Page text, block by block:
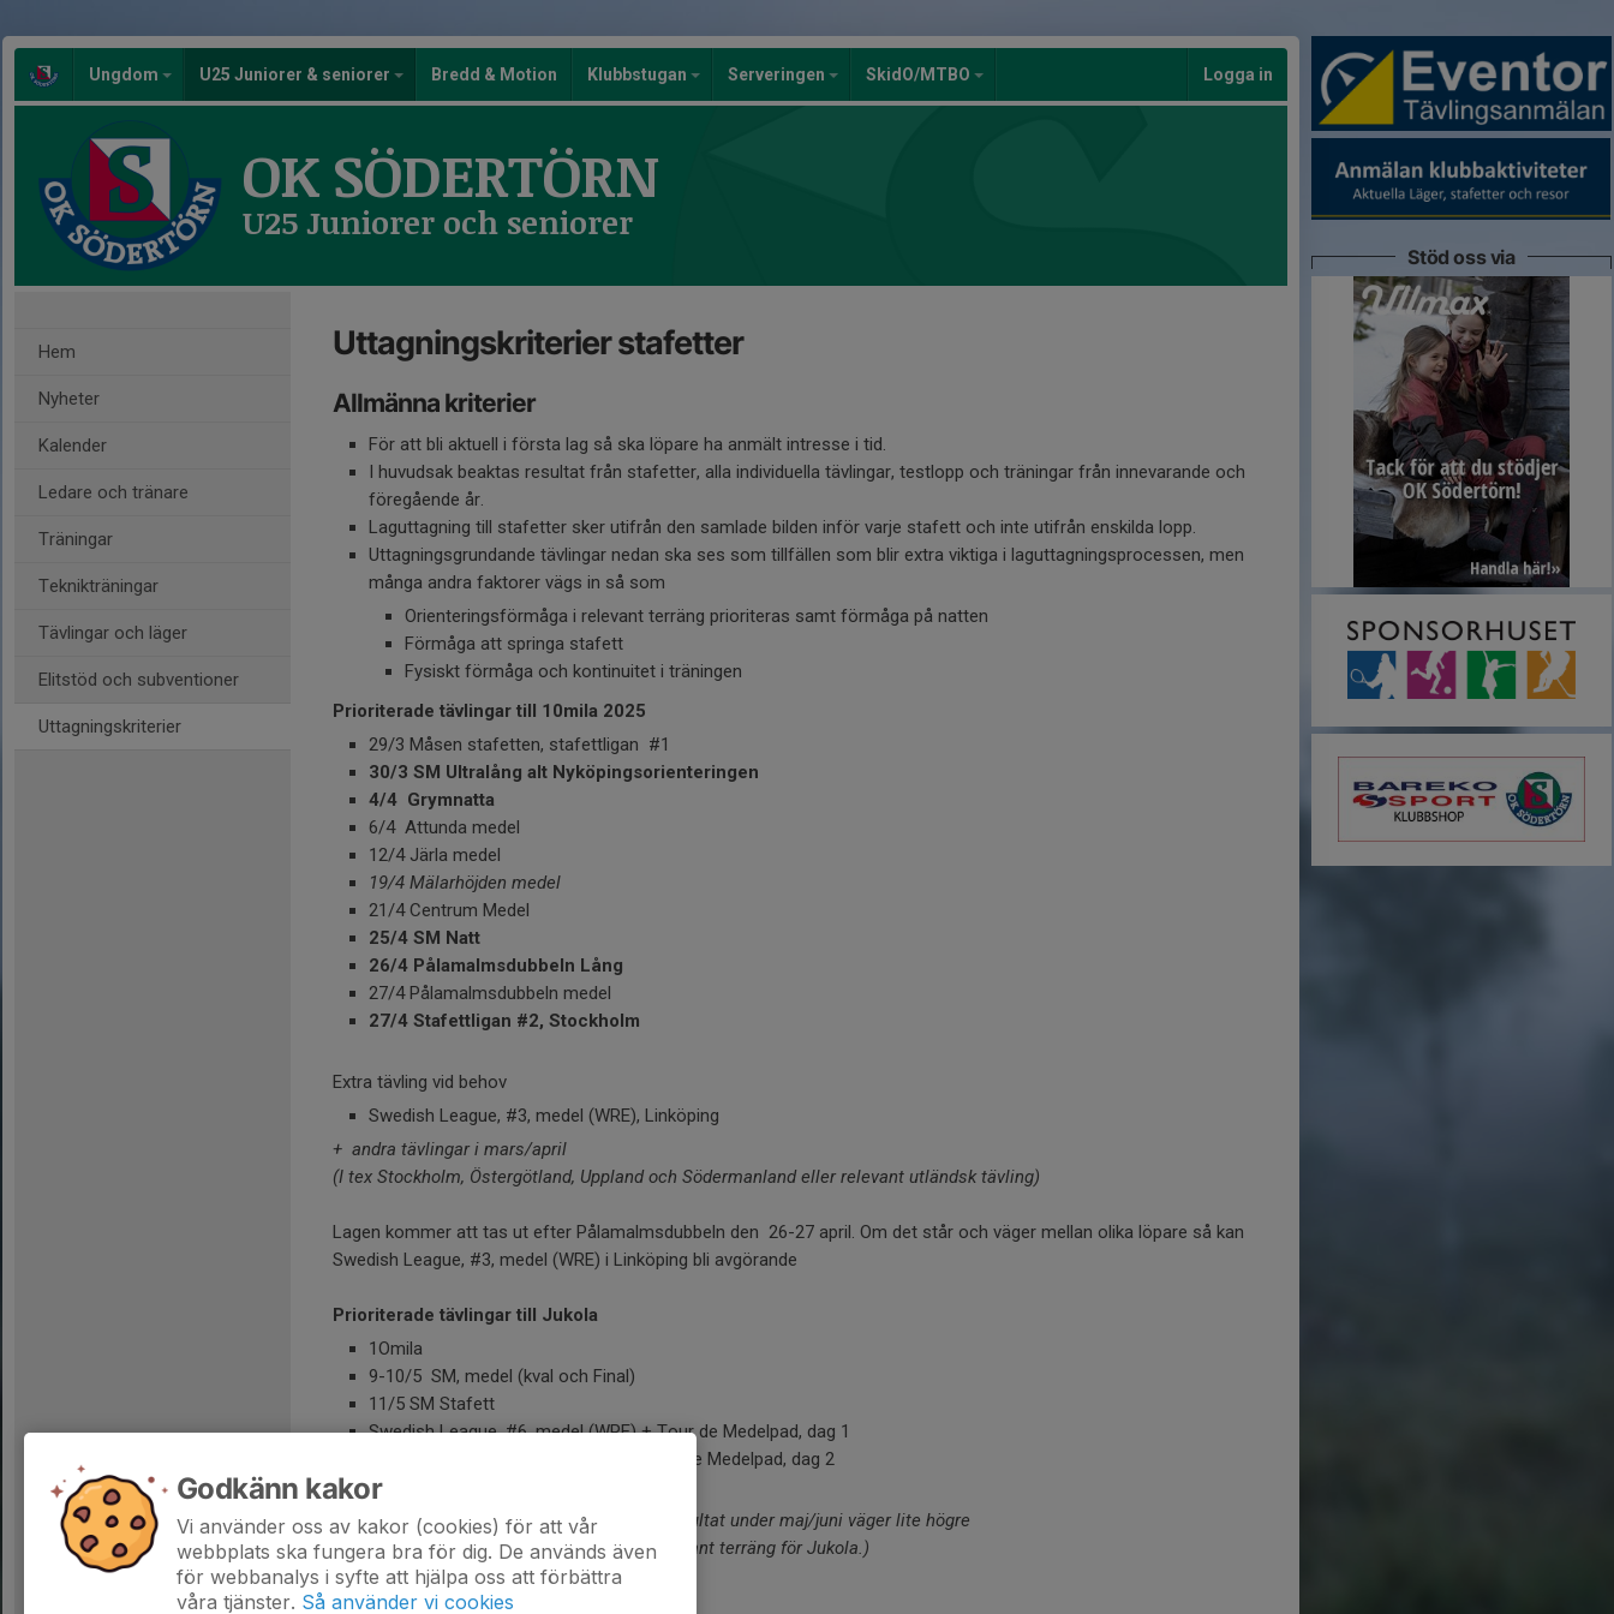
Ungdom U25 Juniorer & seniorer Bredd & Motion Klubbstugan Serveringen SkidO/MTBO Logga in
OK SÖDERTÖRN
U25 Juniorer och seniorer
Hem
Nyheter
Kalender
Ledare och tränare
Träningar
Teknikträningar
Tävlingar och läger
Elitstöd och subventioner
Uttagningskriterier
Uttagningskriterier stafetter
Allmänna kriterier
För att bli aktuell i första lag så ska löpare ha anmält intresse i tid.
I huvudsak beaktas resultat från stafetter, alla individuella tävlingar, testlopp och träningar från innevarande och
föregående år.
Laguttagning till stafetter sker utifrån den samlade bilden inför varje stafett och inte utifrån enskilda lopp. ​
Uttagningsgrundande tävlingar nedan ska ses som tillfällen som blir extra viktiga i laguttagningsprocessen, men
många andra faktorer vägs in så som
Orienteringsförmåga i relevant terräng prioriteras samt förmåga på natten
Förmåga att springa stafett
Fysiskt förmåga och kontinuitet i träningen
Prioriterade tävlingar till 10mila 2025
29/3 Måsen stafetten, stafettligan #1
30/3 SM Ultralång alt Nyköpingsorienteringen
4/4 Grymnatta
6/4 Attunda medel
12/4 Järla medel
19/4 Mälarhöjden medel
21/4 Centrum Medel​​
25/4 SM Natt
26/4 Pålamalmsdubbeln Lång
27/4 Pålamalmsdubbeln medel
27/4 Stafettligan #2, Stockholm
Extra tävling vid behov
Swedish League, #3, medel (WRE), Linköping
+ andra tävlingar i mars/april
(I tex Stockholm, Östergötland, Upplandoch Södermanland eller relevant utländsk tävling)
Lagen kommer att tas ut efter Pålamalmsdubbeln den 26-27 april. Om det står och väger mellan olika löpare så kan
Swedish League, #3, medel (WRE) i Linköping bli avgörande
Prioriterade tävlingar till Jukola
1Omila​
9-10/5 SM, medel (kval och Final)
11/5 SM Stafett
Swedish League, #6, medel (WRE) + Tour de Medelpad, dag 1
Swedish League, #7, lång (WRE) + Tour de Medelpad, dag 2
Ev Testlopp inför Jukola i början av juni
+ andra tävlingar under vårsäsongen men resultat under maj/juni väger lite högre
( Ex. tävlingarna i Hälsingland som går i relevant terräng för Jukola.)
Stöd oss via
Godkänn kakor
Vi använder oss av kakor (cookies) för att vår
webbplats ska fungera bra för dig. De används även
för webbanalys i syfte att hjälpa oss att förbättra
våra tjänster. Så använder vi cookies